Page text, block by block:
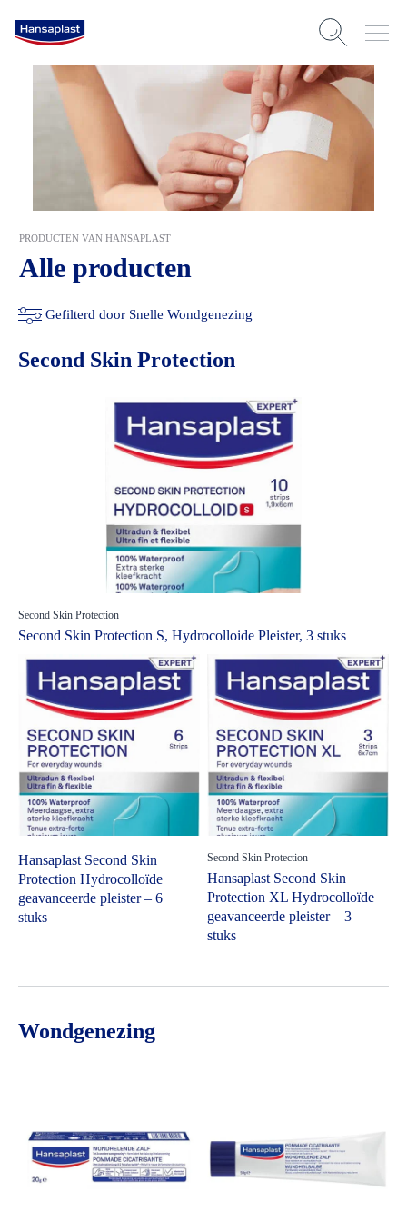
PRODUCTEN VAN HANSAPLAST
Alle producten
Gefilterd door Snelle Wondgenezing
Second Skin Protection
Second Skin Protection
Second Skin Protection S, Hydrocolloide Pleister, 3 stuks
Hansaplast Second Skin
Protection Hydrocolloïde
geavanceerde pleister – 6
stuks
Second Skin Protection
Hansaplast Second Skin
Protection XL Hydrocolloïde
geavanceerde pleister – 3
stuks
Wondgenezing